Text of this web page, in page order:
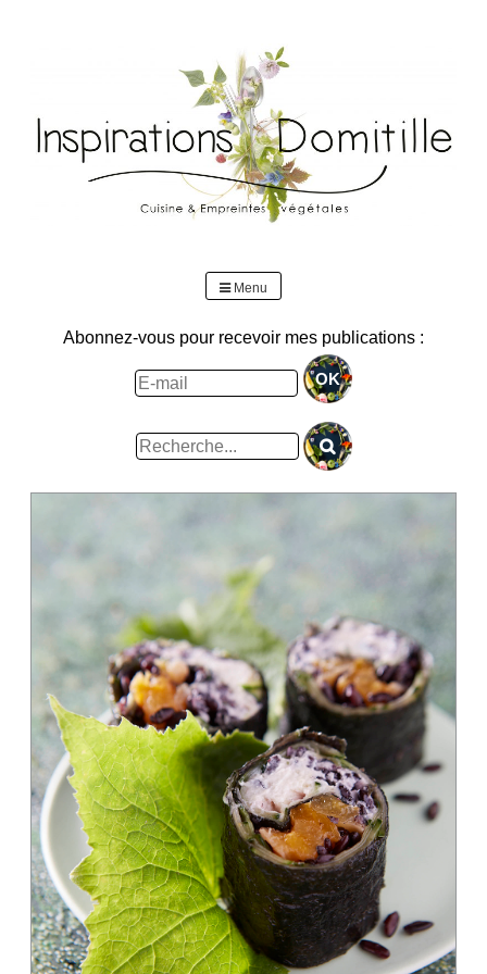
Skip
to
content
Menu
Abonnez-vous pour recevoir mes publications :
Rechercher
: